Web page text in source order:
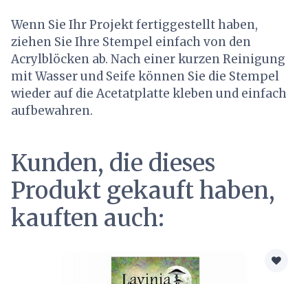
Wenn Sie Ihr Projekt fertiggestellt haben,
ziehen Sie Ihre Stempel einfach von den
Acrylblöcken ab. Nach einer kurzen Reinigung
mit Wasser und Seife können Sie die Stempel
wieder auf die Acetatplatte kleben und einfach
aufbewahren.
Kunden, die dieses
Produkt gekauft haben,
kauften auch: